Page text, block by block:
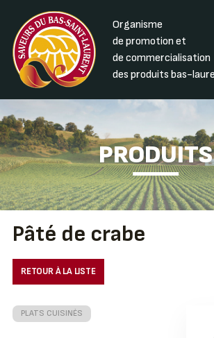
Organisme
de promotion et
de commercialisation
des produits bas-
PRODUITS
Pâté de crabe
RETOUR À LA LISTE
PLATS CUISINÉS